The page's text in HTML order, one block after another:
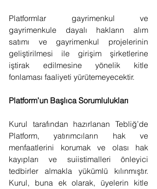
Platformlar gayrimenkul ve
gayrimenkule dayalı hakların alım
satımı ve gayrimenkul projelerinin
geliştirilmesi ile girişim şirketlerine
iştirak edilmesine yönelik kitle
fonlaması faaliyeti yürütemeyecektir.
Platform’un Başlıca Sorumlulukları
Kurul tarafından hazırlanan Tebliğ’de
Platform, yatırımcıların hak ve
menfaatlerini korumak ve olası hak
kayıpları ve suiistimalleri önleyici
tedbirler almakla yükümlü kılınmıştır.
Kurul, buna ek olarak, üyelerin kitle